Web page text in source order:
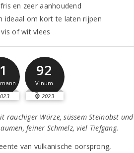
en zeer aanhoudend
ideaal om kort te laten rijpen
of wit vlees
92
Vinum
2023
rauchiger Würze, süssem Steinobst und
feiner Schmelz, viel Tiefgang.
van vulkanische oorsprong,